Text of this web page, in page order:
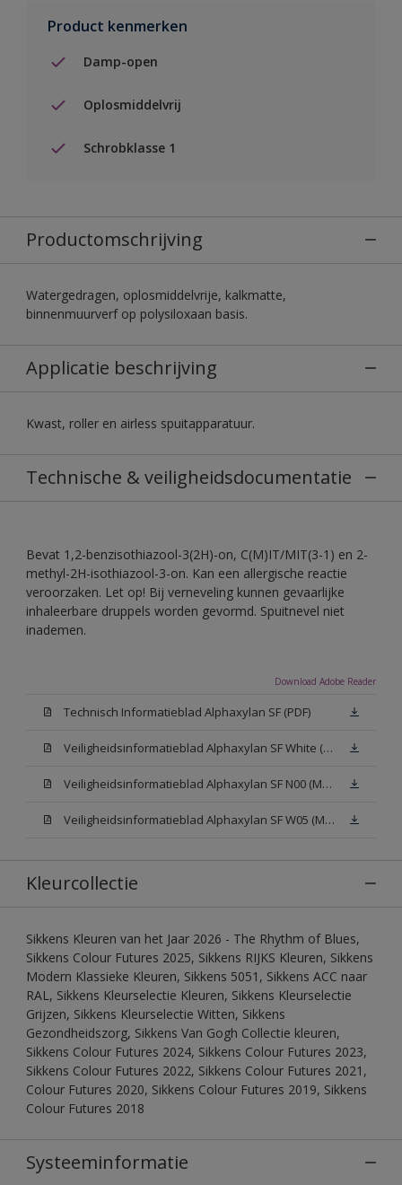
Product kenmerken
Damp-open
Oplosmiddelvrij
Schrobklasse 1
Productomschrijving
Watergedragen, oplosmiddelvrije, kalkmatte,
binnenmuurverf op polysiloxaan basis.
Applicatie beschrijving
Kwast, roller en airless spuitapparatuur.
Technische & veiligheidsdocumentatie
Bevat 1,2-benzisothiazool-3(2H)-on, C(M)IT/MIT(3-1) en 2-
methyl-2H-isothiazool-3-on. Kan een allergische reactie
veroorzaken. Let op! Bij verneveling kunnen gevaarlijke
inhaleerbare druppels worden gevormd. Spuitnevel niet
inademen.
Download Adobe Reader
Technisch Informatieblad Alphaxylan SF (PDF)
Veiligheidsinformatieblad Alphaxylan SF White (MSDS)
Veiligheidsinformatieblad Alphaxylan SF N00 (MSDS)
Veiligheidsinformatieblad Alphaxylan SF W05 (MSDS)
Kleurcollectie
Sikkens Kleuren van het Jaar 2026 - The Rhythm of Blues,
Sikkens Colour Futures 2025, Sikkens RIJKS Kleuren, Sikkens
Modern Klassieke Kleuren, Sikkens 5051, Sikkens ACC naar
RAL, Sikkens Kleurselectie Kleuren, Sikkens Kleurselectie
Grijzen, Sikkens Kleurselectie Witten, Sikkens
Gezondheidszorg, Sikkens Van Gogh Collectie kleuren,
Sikkens Colour Futures 2024, Sikkens Colour Futures 2023,
Sikkens Colour Futures 2022, Sikkens Colour Futures 2021,
Colour Futures 2020, Sikkens Colour Futures 2019, Sikkens
Colour Futures 2018
Systeeminformatie